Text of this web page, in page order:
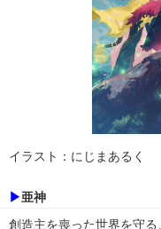
イラスト：にじまあるく
▶亜神
創造主を喪った世界を守る